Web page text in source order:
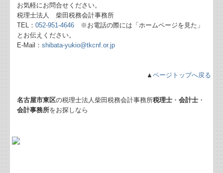
贈与の証拠を確実にする方法
輸出取引の免税について
相続時精算課税制度の基本的なしくみ
名古屋市東区の税理士法人柴田税務会計事務所税理士 ・会計士 ・
会計事務所をお探しなら
お気軽にお問合せください。
税理士法人 柴田税務会計事務所
TEL：052-951-4646 ※お電話の際には「ホームページを見た」
とお伝えください。
E-Mail：shibata-yukio@tkcnf.or.jp
▲ ページトップへ戻る